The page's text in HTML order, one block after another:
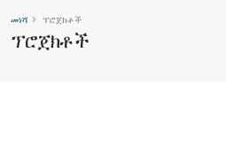
ፕሮጀክቶች
መነሻ ፕሮጀክቶች